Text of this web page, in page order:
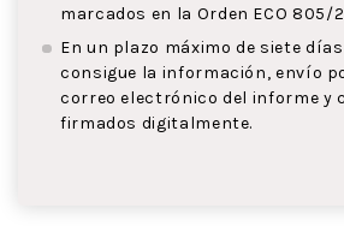
marcados en la Orden ECO 805/
En un plazo máximo de siete
consigue la información, envío
correo electrónico del informe y
firmados digitalmente.